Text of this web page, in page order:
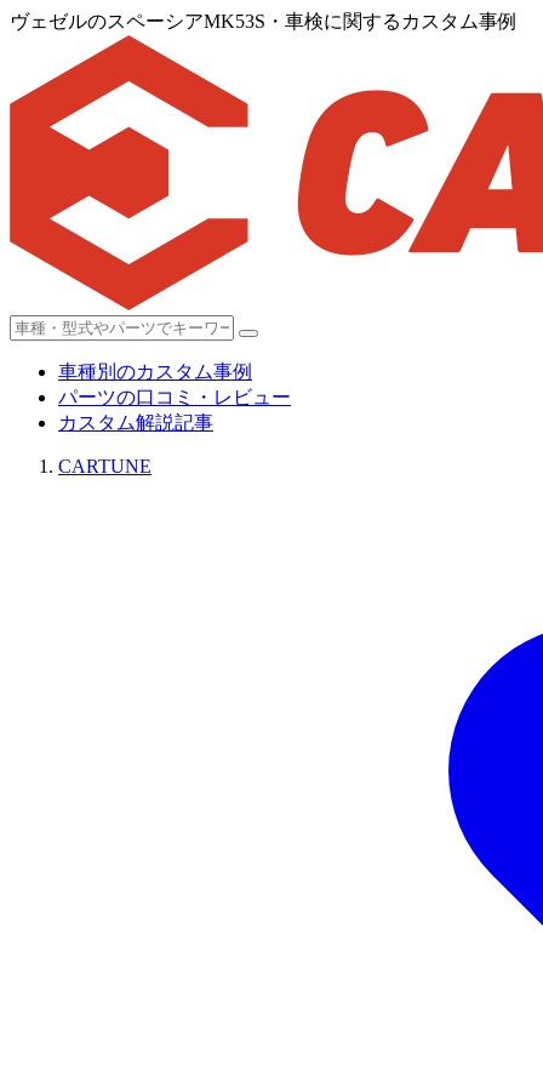
ヴェゼルのスペーシアMK53S・車検に関するカスタム事例
車種別のカスタム事例
パーツの口コミ・レビュー
カスタム解説記事
CARTUNE